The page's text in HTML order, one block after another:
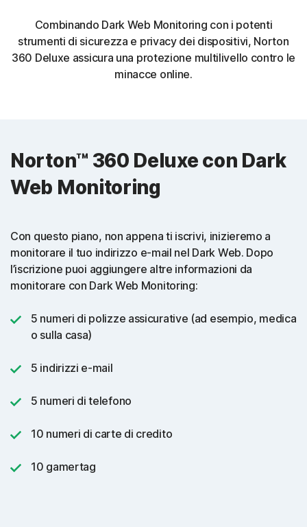
Combinando Dark Web Monitoring con i potenti
strumenti di sicurezza e privacy dei dispositivi, Norton
360 Deluxe assicura una protezione multilivello contro le
minacce online.
Norton™ 360 Deluxe con Dark
Web Monitoring
Con questo piano, non appena ti iscrivi, inizieremo a
monitorare il tuo indirizzo e-mail nel Dark Web. Dopo
l’iscrizione puoi aggiungere altre informazioni da
monitorare con Dark Web Monitoring:
5 numeri di polizze assicurative (ad esempio, medica
o sulla casa)
5 indirizzi e-mail
5 numeri di telefono
10 numeri di carte di credito
10 gamertag